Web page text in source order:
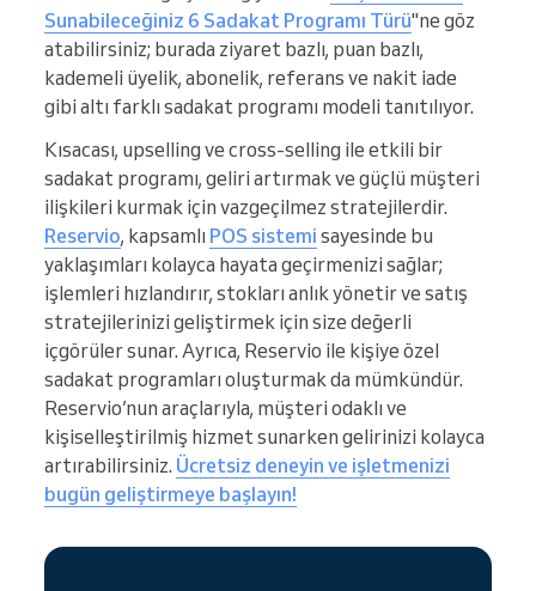
Sunabileceğiniz 6 Sadakat Programı Türü"ne göz
atabilirsiniz; burada ziyaret bazlı, puan bazlı,
kademeli üyelik, abonelik, referans ve nakit iade
gibi altı farklı sadakat programı modeli tanıtılıyor.
Kısacası, upselling ve cross-selling ile etkili bir
sadakat programı, geliri artırmak ve güçlü müşteri
ilişkileri kurmak için vazgeçilmez stratejilerdir.
Reservio, kapsamlı POS sistemi sayesinde bu
yaklaşımları kolayca hayata geçirmenizi sağlar;
işlemleri hızlandırır, stokları anlık yönetir ve satış
stratejilerinizi geliştirmek için size değerli
içgörüler sunar. Ayrıca, Reservio ile kişiye özel
sadakat programları oluşturmak da mümkündür.
Reservio’nun araçlarıyla, müşteri odaklı ve
kişiselleştirilmiş hizmet sunarken gelirinizi kolayca
artırabilirsiniz. Ücretsiz deneyin ve işletmenizi
bugün geliştirmeye başlayın!